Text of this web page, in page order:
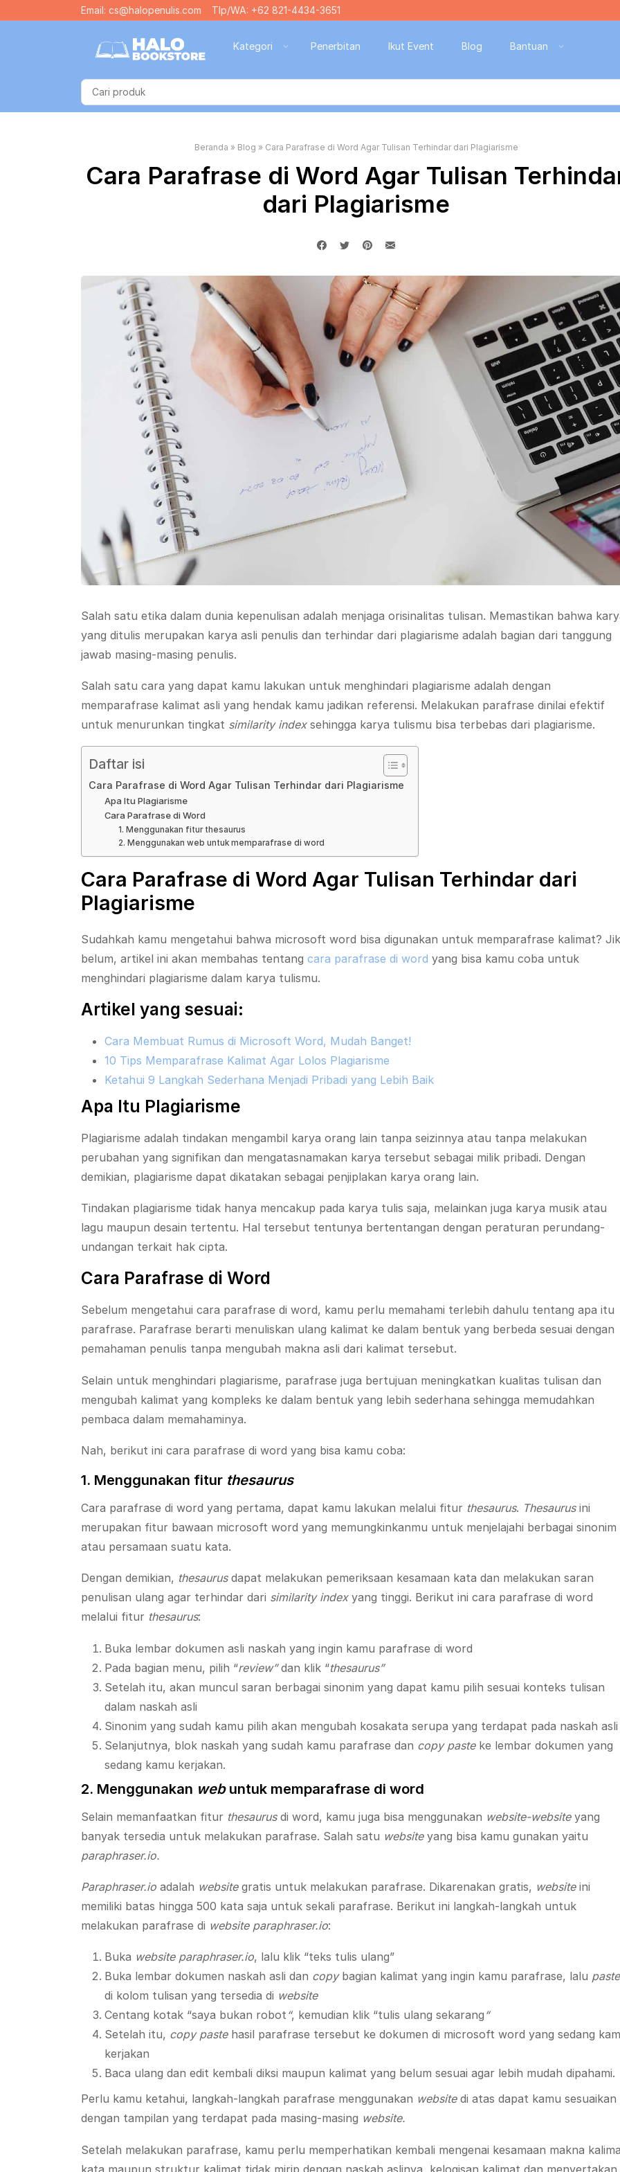
Email: cs@halopenulis.com Tlp/WA: +62 821-4434-3651
Kategori Penerbitan Ikut Event Blog Bantuan
Beranda » Blog » Cara Parafrase di Word Agar Tulisan Terhindar dari Plagiarisme
Cara Parafrase di Word Agar Tulisan
dari Plagiarisme
Salah satu etika dalam dunia kepenulisan adalah menjaga orisinalitas tulisan. Memastikan bahwa
yang ditulis merupakan karya asli penulis dan terhindar dari plagiarisme adalah bagian dari tanggung
jawab masing-masing penulis.
Salah satu cara yang dapat kamu lakukan untuk menghindari plagiarisme adalah dengan
memparafrase kalimat asli yang hendak kamu jadikan referensi. Melakukan parafrase dinilai efektif
untuk menurunkan tingkat similarity indexsehingga karya tulismu bisa terbebas dari plagiarisme.
Daftar isi
Cara Parafrase di Word Agar Tulisan Terhindar dari Plagiarisme
Apa Itu Plagiarisme
Cara Parafrase di Word
1. Menggunakan fitur thesaurus
2. Menggunakan web untuk memparafrase di word
Cara Parafrase di Word Agar Tulisan Terhindar dari
Plagiarisme
Sudahkah kamu mengetahui bahwa microsoft word bisa digunakan untuk memparafrase kalimat?
belum, artikel ini akan membahas tentang cara parafrase di word yang bisa kamu coba untuk
menghindari plagiarisme dalam karya tulismu.
Artikel yang sesuai:
Cara Membuat Rumus di Microsoft Word, Mudah Banget!
10 Tips Memparafrase Kalimat Agar Lolos Plagiarisme
Ketahui 9 Langkah Sederhana Menjadi Pribadi yang Lebih Baik
Apa Itu Plagiarisme
Plagiarisme adalah tindakan mengambil karya orang lain tanpa seizinnya atau tanpa melakukan
perubahan yang signifikan dan mengatasnamakan karya tersebut sebagai milik pribadi. Dengan
demikian, plagiarisme dapat dikatakan sebagai penjiplakan karya orang lain.
Tindakan plagiarisme tidak hanya mencakup pada karya tulis saja, melainkan juga karya musik atau
lagu maupun desain tertentu. Hal tersebut tentunya bertentangan dengan peraturan perundang-
undangan terkait hak cipta.
Cara Parafrase di Word
Sebelum mengetahui cara parafrase di word, kamu perlu memahami terlebih dahulu tentang apa itu
parafrase. Parafrase berarti menuliskan ulang kalimat ke dalam bentuk yang berbeda sesuai dengan
pemahaman penulis tanpa mengubah makna asli dari kalimat tersebut.
Selain untuk menghindari plagiarisme, parafrase juga bertujuan meningkatkan kualitas tulisan dan
mengubah kalimat yang kompleks ke dalam bentuk yang lebih sederhana sehingga memudahkan
pembaca dalam memahaminya.
Nah, berikut ini cara parafrase di word yang bisa kamu coba:
1. Menggunakan fitur thesaurus
Cara parafrase di word yang pertama, dapat kamu lakukan melalui fitur thesaurus. Thesaurusini
merupakan fitur bawaan microsoft word yang memungkinkanmu untuk menjelajahi berbagai sinonim
atau persamaan suatu kata.
Dengan demikian, thesaurusdapat melakukan pemeriksaan kesamaan kata dan melakukan saran
penulisan ulang agar terhindar dari similarity indexyang tinggi. Berikut ini cara parafrase di word
melalui fitur thesaurus:
Buka lembar dokumen asli naskah yang ingin kamu parafrase di word
Pada bagian menu, pilih “review”dan klik “thesaurus”
Setelah itu, akan muncul saran berbagai sinonim yang dapat kamu pilih sesuai konteks tulisan
dalam naskah asli
Sinonim yang sudah kamu pilih akan mengubah kosakata serupa yang terdapat pada naskah asli
Selanjutnya, blok naskah yang sudah kamu parafrase dan copy pasteke lembar dokumen yang
sedang kamu kerjakan.
2. Menggunakan webuntuk memparafrase di word
Selain memanfaatkan fitur thesaurusdi word, kamu juga bisa menggunakan website-website yang
banyak tersedia untuk melakukan parafrase. Salah satu websiteyang bisa kamu gunakan yaitu
paraphraser.io.
Paraphraser.io adalah websitegratis untuk melakukan parafrase. Dikarenakan gratis, websiteini
memiliki batas hingga 500 kata saja untuk sekali parafrase. Berikut ini langkah-langkah untuk
melakukan parafrase di website paraphraser.io:
Buka website paraphraser.io, lalu klik “teks tulis ulang”
Buka lembar dokumen naskah asli dan copybagian kalimat yang ingin kamu parafrase, lalu paste
di kolom tulisan yang tersedia di website
Centang kotak “saya bukan robot “, kemudian klik “tulis ulang sekarang “
Setelah itu, copy pastehasil parafrase tersebut ke dokumen di microsoft word yang sedang
kerjakan
Baca ulang dan edit kembali diksi maupun kalimat yang belum sesuai agar lebih mudah dipahami.
Perlu kamu ketahui, langkah-langkah parafrase menggunakan websitedi atas dapat kamu sesuaikan
dengan tampilan yang terdapat pada masing-masing website.
Setelah melakukan parafrase, kamu perlu memperhatikan kembali mengenai kesamaan makna
kata maupun struktur kalimat tidak mirip dengan naskah aslinya, kelogisan kalimat dan menyertakan